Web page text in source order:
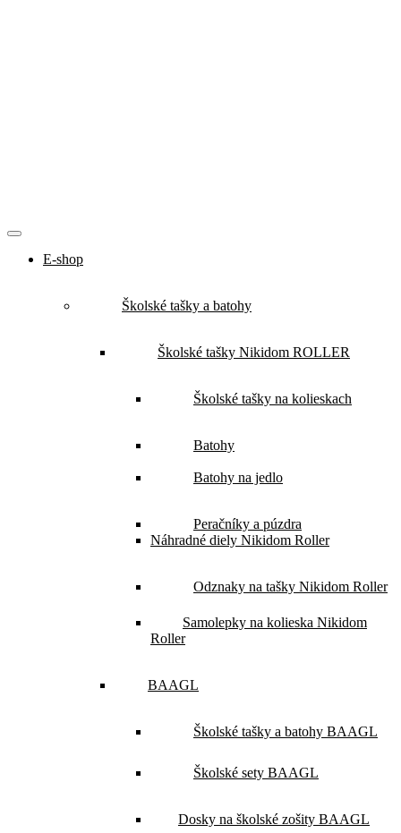
E-shop
Školské tašky a batohy
Školské tašky Nikidom ROLLER
Školské tašky na kolieskach
Batohy
Batohy na jedlo
Peračníky a púzdra
Náhradné diely Nikidom Roller
Odznaky na tašky Nikidom Roller
Samolepky na kolieska Nikidom
Roller
BAAGL
Školské tašky a batohy BAAGL
Školské sety BAAGL
Dosky na školské zošity BAAGL